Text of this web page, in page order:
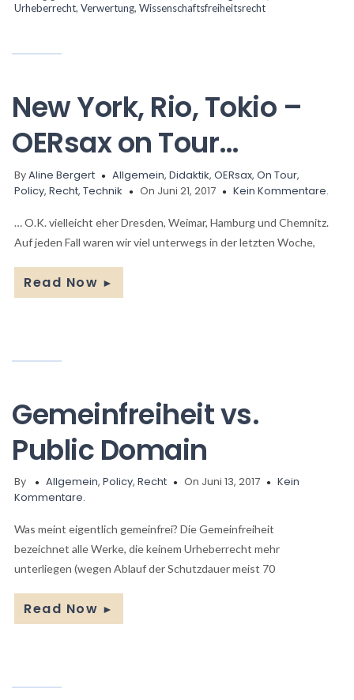
Urheberrecht, Verwertung, Wissenschaftsfreiheitsrecht
New York, Rio, Tokio –
OERsax on Tour…
ByAline Bergert Allgemein, Didaktik, OERsax, On Tour,
Policy, Recht, Technik On Juni 21, 2017 Kein Kommentare.
… O.K. vielleicht eher Dresden, Weimar, Hamburg und Chemnitz.
Auf jeden Fall waren wir viel unterwegs in der letzten Woche,
Read Now ►
Gemeinfreiheit vs.
Public Domain
By Allgemein, Policy, Recht On Juni 13, 2017
Kein
Kommentare.
Was meint eigentlich gemeinfrei? Die Gemeinfreiheit
bezeichnet alle Werke, die keinem Urheberrecht mehr
unterliegen (wegen Ablauf der Schutzdauer meist 70
Read Now ►